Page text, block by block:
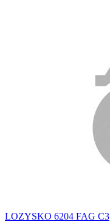
LOZYSKO 6204 FAG C3